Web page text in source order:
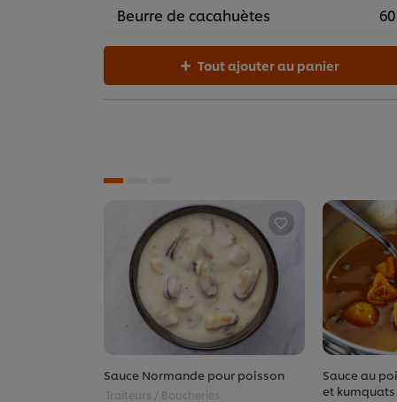
Beurre de cacahuètes
Tout ajouter au panier
Sauce Normande pour poisson
Traiteurs / Boucheries
Sauce au
et kumquats